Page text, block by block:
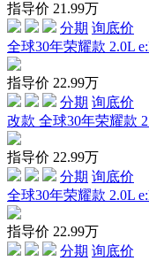
指导价 21.99万
分期 询底价
全球30年荣耀款 2.0L
指导价 22.99万
分期 询底价
改款 全球30年荣耀款
指导价 22.99万
分期 询底价
全球30年荣耀款 2.0L
指导价 22.99万
分期 询底价